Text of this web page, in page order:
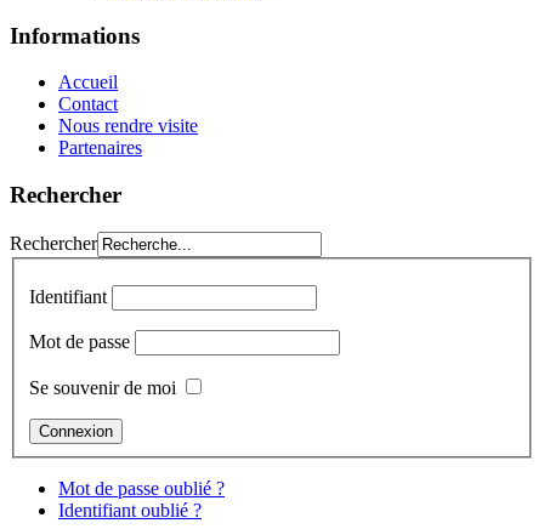
Informations
Accueil
Contact
Nous rendre visite
Partenaires
Rechercher
Rechercher
Identifiant
Mot de passe
Se souvenir de moi
Mot de passe oublié ?
Identifiant oublié ?